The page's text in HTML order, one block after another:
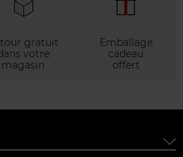
gratuit
votre
magasin
Emballage
cadeau
offert